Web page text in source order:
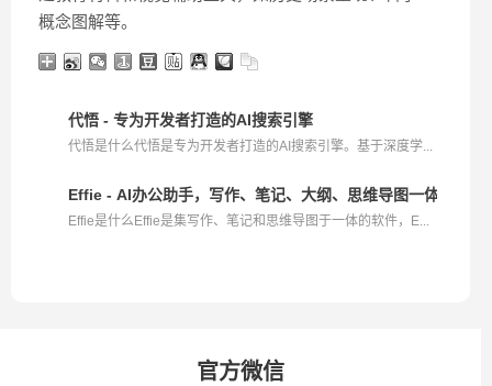
概念图解等。
代悟 - 专为开发者打造的AI搜索引擎
代悟是什么代悟是专为开发者打造的AI搜索引擎。基于深度学...
Effie - AI办公助手，写作、笔记、大纲、思维导图一体化功能
Effie是什么Effie是集写作、笔记和思维导图于一体的软件，E...
官方微信